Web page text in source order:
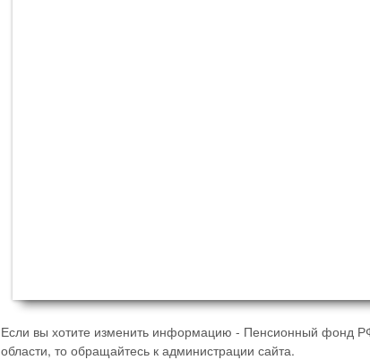
Если вы хотите изменить информацию - Пенсионный фонд
области, то обращайтесь к администрации сайта.